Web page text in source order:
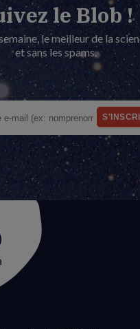
le Blob !
le meilleur de la
et sans les spams.